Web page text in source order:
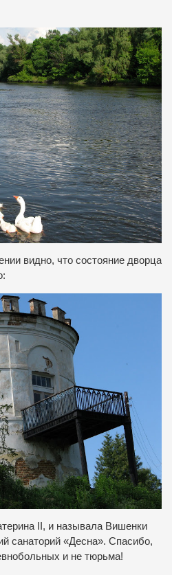
видно, что состояние дворца
II, и называла Вишенки
санаторий «Десна». Спасибо,
и не тюрьма!